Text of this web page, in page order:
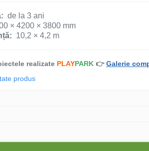
desen
pentru
de la 3 ani
× 4200 × 3800 mm
10,2 × 4,2 m
realizate PLAYPARK 👉Galerie
produs